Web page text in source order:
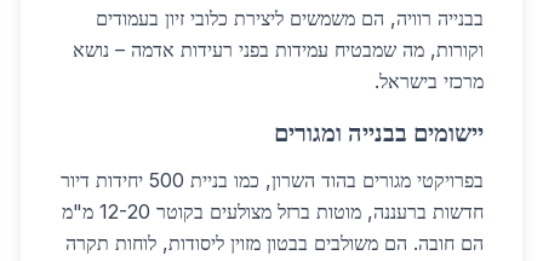
בבנייה רוויה, הם משמשים ליצירת כלובי זיון בעמודים
וקורות, מה שמבטיח עמידות בפני רעידות אדמה – נושא
מרכזי בישראל.
יישומים בבנייה ומגורים
בפרויקטי מגורים בהוד השרון, כמו בניית 500 יחידות דיור
חדשות ברעננה, מוטות ברזל מצולעים בקוטר 12-20 מ"מ
הם חובה. הם משולבים בבטון מזוין ליסודות, לוחות תקרה